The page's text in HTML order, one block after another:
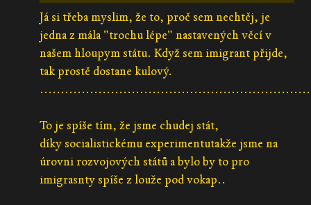
Já si třeba myslim, že to, proč sem nechtěj, je
jedna z mála "trochu lépe" nastavených věcí v
našem hloupym státu. Když sem imigrant přijde,
tak prostě dostane kulový.
To je spíše tím, že jsme chudej stát,
díky socialistickému experimentutakže jsme na
úrovni rozvojových států a bylo by to pro
imigrasnty spíše z louže pod vokap..